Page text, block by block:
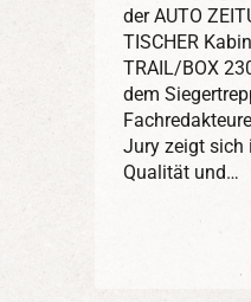
der AUTO
TISCHER
TRAIL/BOX
dem
Jury zeigt sich
Qualität und…